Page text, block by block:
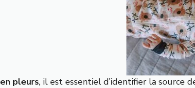
pleurs, il est essentiel d’identifier la source